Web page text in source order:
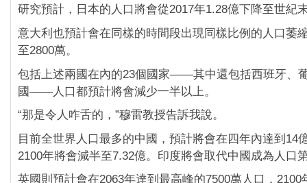
研究預計，日本的人口將會從2017年1.28億下降至世紀
意大利也預計會在同樣的時間段出現同樣比例的人口萎
至2800萬。
包括上述兩國在內的23個國家——其中還包括西班牙、
國——人口都預計將會減少一半以上。
“那是令人咋舌的，”穆雷教授告訴我說。
目前全世界人口最多的中國，預計將會在四年內達到14
2100年將會減半至7.32億。印度將會取代中國成為人口
英國則預計會在2063年達到最高峰的7500萬人口，2100